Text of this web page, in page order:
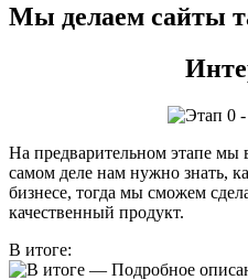
Мы делаем сайты
На предварительном этапе мы
самом деле нам нужно знать,
бизнесе, тогда мы сможем
качественный продукт.
В итоге:
— Подробное